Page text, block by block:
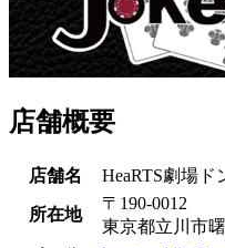
店舗概要
店舗名 HeaRTS劇場
所在地
〒190-0012
東京都立川市